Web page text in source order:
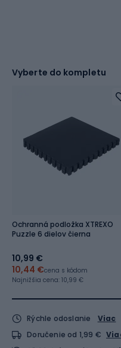
Vyberte do kompletu
Ochranná podložka XTREXO
Puzzle 6 dielov čierna
10,99 €
10,44 €cena s kódom
Najnižšia cena: 10,99 €
Rýchle odoslanie
Viac
Doručenie od 1,99 €